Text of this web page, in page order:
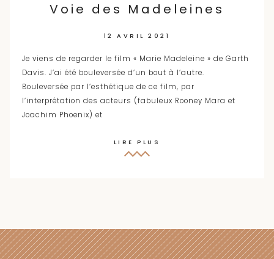
Voie des Madeleines
12 AVRIL 2021
Je viens de regarder le film « Marie Madeleine » de Garth
Davis. J’ai été bouleversée d’un bout à l’autre.
Bouleversée par l’esthétique de ce film, par
l’interprétation des acteurs (fabuleux Rooney Mara et
Joachim Phoenix) et
LIRE PLUS